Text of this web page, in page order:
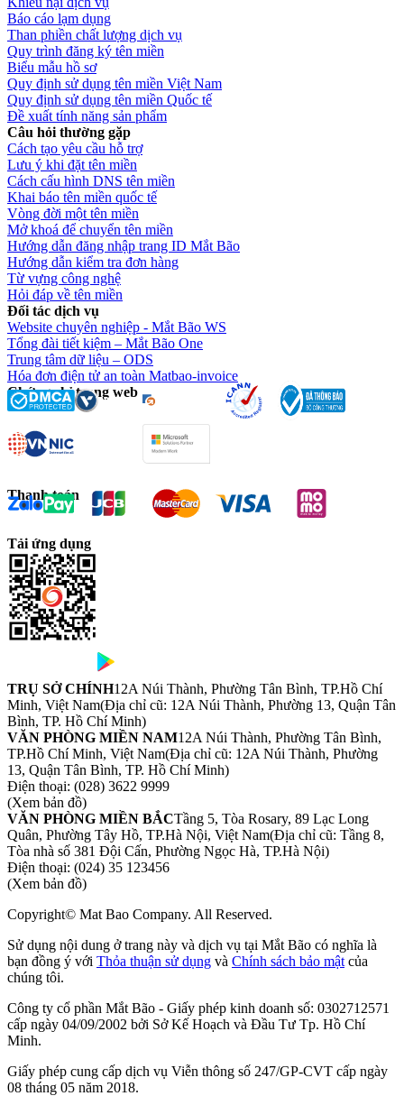
Báo cáo lạm dụng
Than phiền chất lượng dịch vụ
Quy trình đăng ký tên miền
Biểu mẫu hồ sơ
Quy định sử dụng tên miền Việt Nam
Quy định sử dụng tên miền Quốc tế
Đề xuất tính năng sản phẩm
Câu hỏi thường gặp
Cách tạo yêu cầu hỗ trợ
Lưu ý khi đặt tên miền
Cách cấu hình DNS tên miền
Khai báo tên miền quốc tế
Vòng đời một tên miền
Mở khoá để chuyển tên miền
Hướng dẫn đăng nhập trang ID Mắt Bão
Hướng dẫn kiểm tra đơn hàng
Từ vựng công nghệ
Hỏi đáp về tên miền
Đối tác dịch vụ
Website chuyên nghiệp - Mắt Bão WS
Tổng đài tiết kiệm – Mắt Bão One
Trung tâm dữ liệu – ODS
Hóa đơn điện tử an toàn Matbao-invoice
Chứng chỉ trang web
Thanh toán
Tải ứng dụng
TRỤ SỞ CHÍNH12A Núi Thành, Phường Tân Bình, TP.Hồ Chí
Minh, Việt Nam(Địa chỉ cũ: 12A Núi Thành, Phường 13, Quận Tân
Bình, TP. Hồ Chí Minh)
VĂN PHÒNG MIỀN NAM12A Núi Thành, Phường Tân Bình,
TP.Hồ Chí Minh, Việt Nam(Địa chỉ cũ: 12A Núi Thành, Phường
13, Quận Tân Bình, TP. Hồ Chí Minh)
Điện thoại: (028) 3622 9999
(Xem bản đồ)
VĂN PHÒNG MIỀN BẮCTầng 5, Tòa Rosary, 89 Lạc Long
Quân, Phường Tây Hồ, TP.Hà Nội, Việt Nam(Địa chỉ cũ: Tầng 8,
Tòa nhà số 381 Đội Cấn, Phường Ngọc Hà, TP.Hà Nội)
Điện thoại: (024) 35 123456
(Xem bản đồ)
Copyright© Mat Bao Company. All Reserved.
Sử dụng nội dung ở trang này và dịch vụ tại Mắt Bão có nghĩa là
bạn đồng ý với Thỏa thuận sử dụng và Chính sách bảo mật của
chúng tôi.
Công ty cổ phần Mắt Bão - Giấy phép kinh doanh số: 0302712571
cấp ngày 04/09/2002 bởi Sở Kế Hoạch và Đầu Tư Tp. Hồ Chí
Minh.
Giấy phép cung cấp dịch vụ Viễn thông số 247/GP-CVT cấp ngày
08 tháng 05 năm 2018.